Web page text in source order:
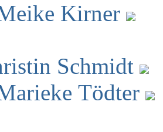
Kirner
Schmidt
Tödter